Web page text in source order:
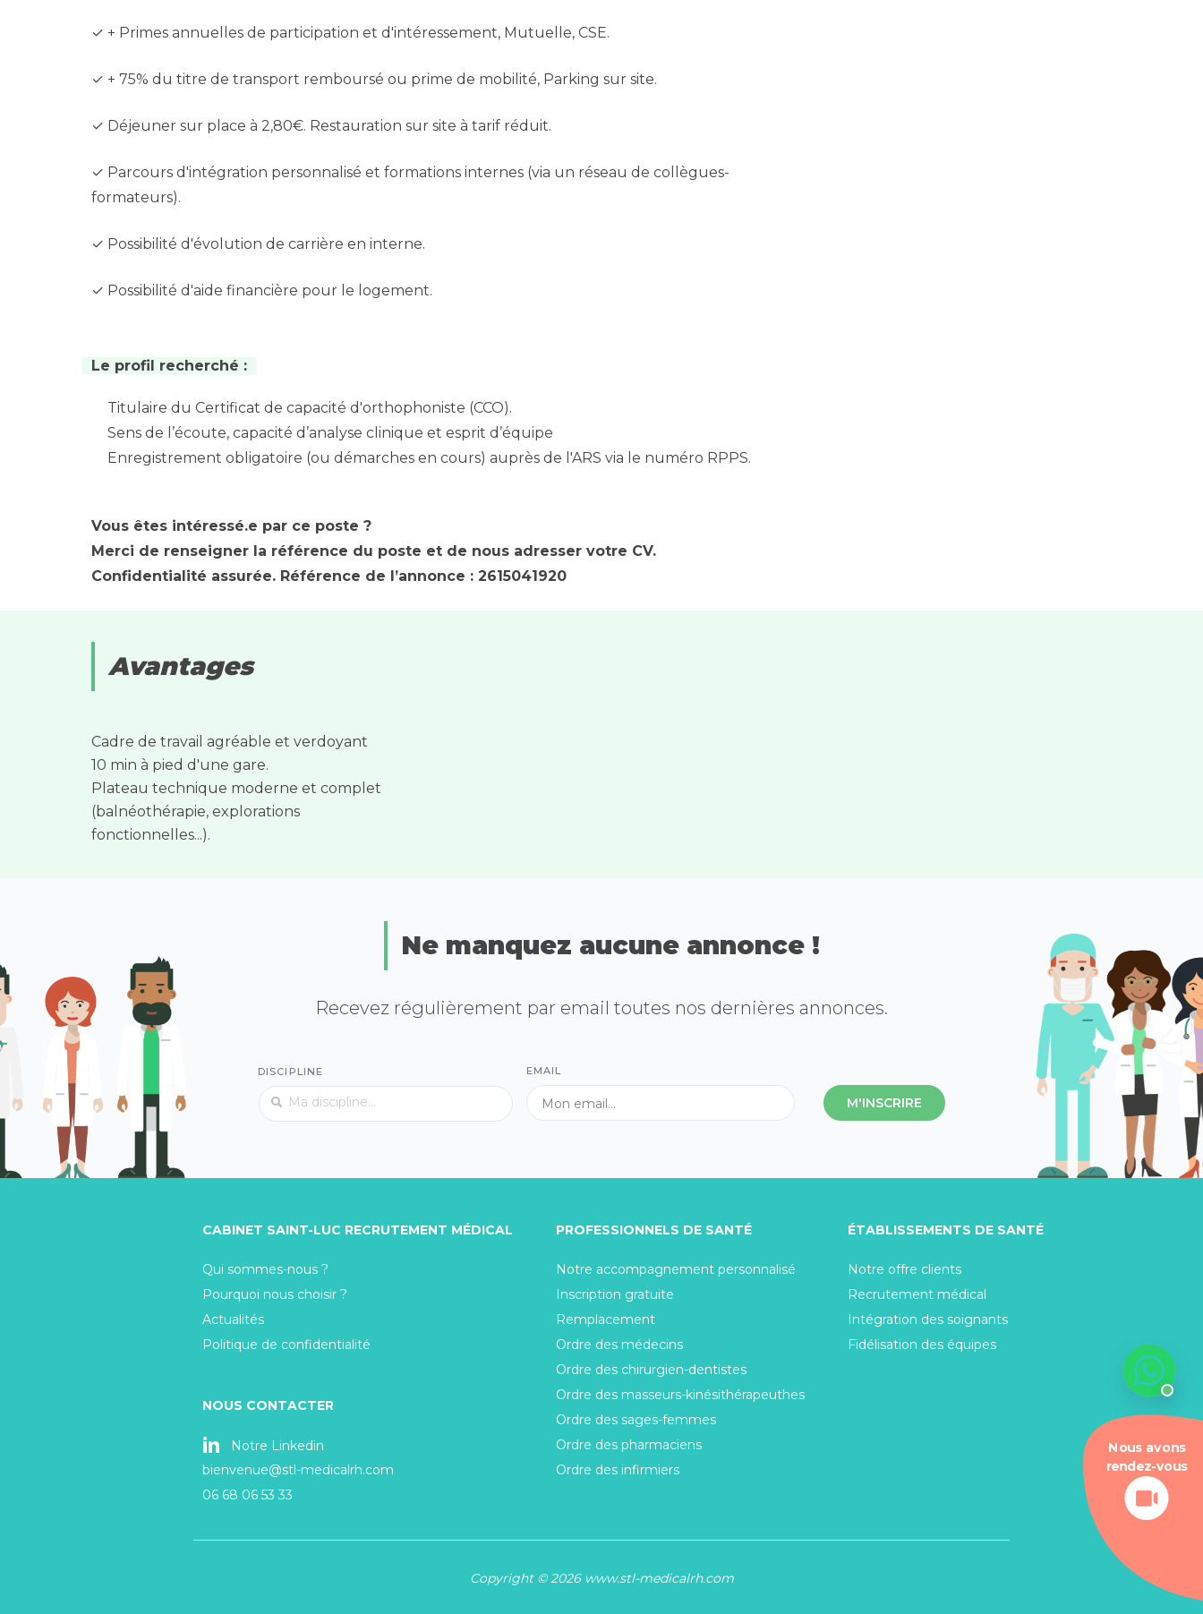
✓ + Primes annuelles de participation et d'intéressement, Mutuelle, CSE.
✓ + 75% du titre de transport remboursé ou prime de mobilité, Parking sur site.
✓ Déjeuner sur place à 2,80€. Restauration sur site à tarif réduit.
✓ Parcours d'intégration personnalisé et formations internes (via un réseau de collègues-
formateurs).
✓ Possibilité d'évolution de carrière en interne.
✓ Possibilité d'aide financière pour le logement.
Le profil recherché :
Titulaire du Certificat de capacité d'orthophoniste (CCO).
Sens de l’écoute, capacité d’analyse clinique et esprit d’équipe
Enregistrement obligatoire (ou démarches en cours) auprès de l'ARS via le numéro RPPS.
Vous êtes intéressé.e par ce poste ?
Merci de renseigner la référence du poste et de nous adresser votre CV.
Confidentialité assurée. Référence de l’annonce : 2615041920
Avantages
Cadre de travail agréable et verdoyant
10 min à pied d'une gare.
Plateau technique moderne et complet
(balnéothérapie, explorations
fonctionnelles...).
Ne manquez aucune annonce !
Recevez régulièrement par email toutes nos dernières annonces.
DISCIPLINE EMAIL
M'INSCRIRE
Nous avons
rendez-vous
CABINET SAINT-LUC RECRUTEMENT MÉDICAL
Qui sommes-nous ?
Pourquoi nous choisir ?
Actualités
Politique de confidentialité
NOUS CONTACTER
Notre Linkedin
bienvenue@stl-medicalrh.com
06 68 06 53 33
PROFESSIONNELS DE SANTÉ
Notre accompagnement personnalisé
Inscription gratuite
Remplacement
Ordre des médecins
Ordre des chirurgien-dentistes
Ordre des masseurs-kinésithérapeuthes
Ordre des sages-femmes
Ordre des pharmaciens
Ordre des infirmiers
ÉTABLISSEMENTS DE SANTÉ
Notre offre clients
Recrutement médical
Intégration des soignants
Fidélisation des équipes
Copyright © 2026 www.stl-medicalrh.com